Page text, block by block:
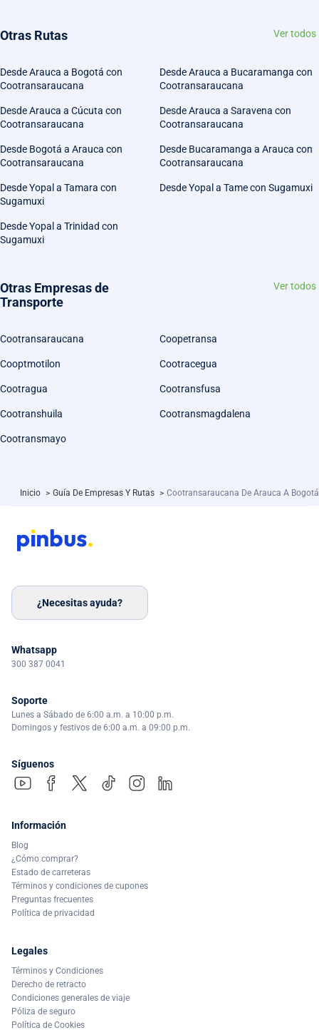
Otras Rutas Ver todos
Desde Arauca a Bogotá con
Cootransaraucana
Desde Arauca a Bucaramanga con
Cootransaraucana
Desde Arauca a Cúcuta con
Cootransaraucana
Desde Arauca a Saravena con
Cootransaraucana
Desde Bogotá a Arauca con
Cootransaraucana
Desde Bucaramanga a Arauca con
Cootransaraucana
Desde Yopal a Tamara con
Sugamuxi
Desde Yopal a Tame con Sugamuxi
Desde Yopal a Trinidad con
Sugamuxi
Otras Empresas de
Transporte
Ver todos
Cootransaraucana Coopetransa
Cooptmotilon Cootracegua
Cootragua Cootransfusa
Cootranshuila Cootransmagdalena
Cootransmayo
Inicio > Guía De Empresas Y Rutas > Cootransaraucana De Arauca A Bogotá
¿Necesitas ayuda?
Whatsapp
300 387 0041
Soporte
Lunes a Sábado de 6:00 a.m. a 10:00 p.m.
Domingos y festivos de 6:00 a.m. a 09:00 p.m.
Síguenos
Información
Blog
¿Cómo comprar?
Estado de carreteras
Términos y condiciones de cupones
Preguntas frecuentes
Política de privacidad
Legales
Términos y Condiciones
Derecho de retracto
Condiciones generales de viaje
Póliza de seguro
Política de Cookies